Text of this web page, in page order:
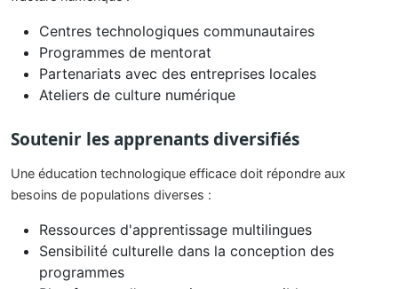
Centres technologiques communautaires
Programmes de mentorat
Partenariats avec des entreprises locales
Ateliers de culture numérique
Soutenir les apprenants diversifiés
Une éducation technologique efficace doit répondre aux
besoins de populations diverses :
Ressources d'apprentissage multilingues
Sensibilité culturelle dans la conception des
programmes